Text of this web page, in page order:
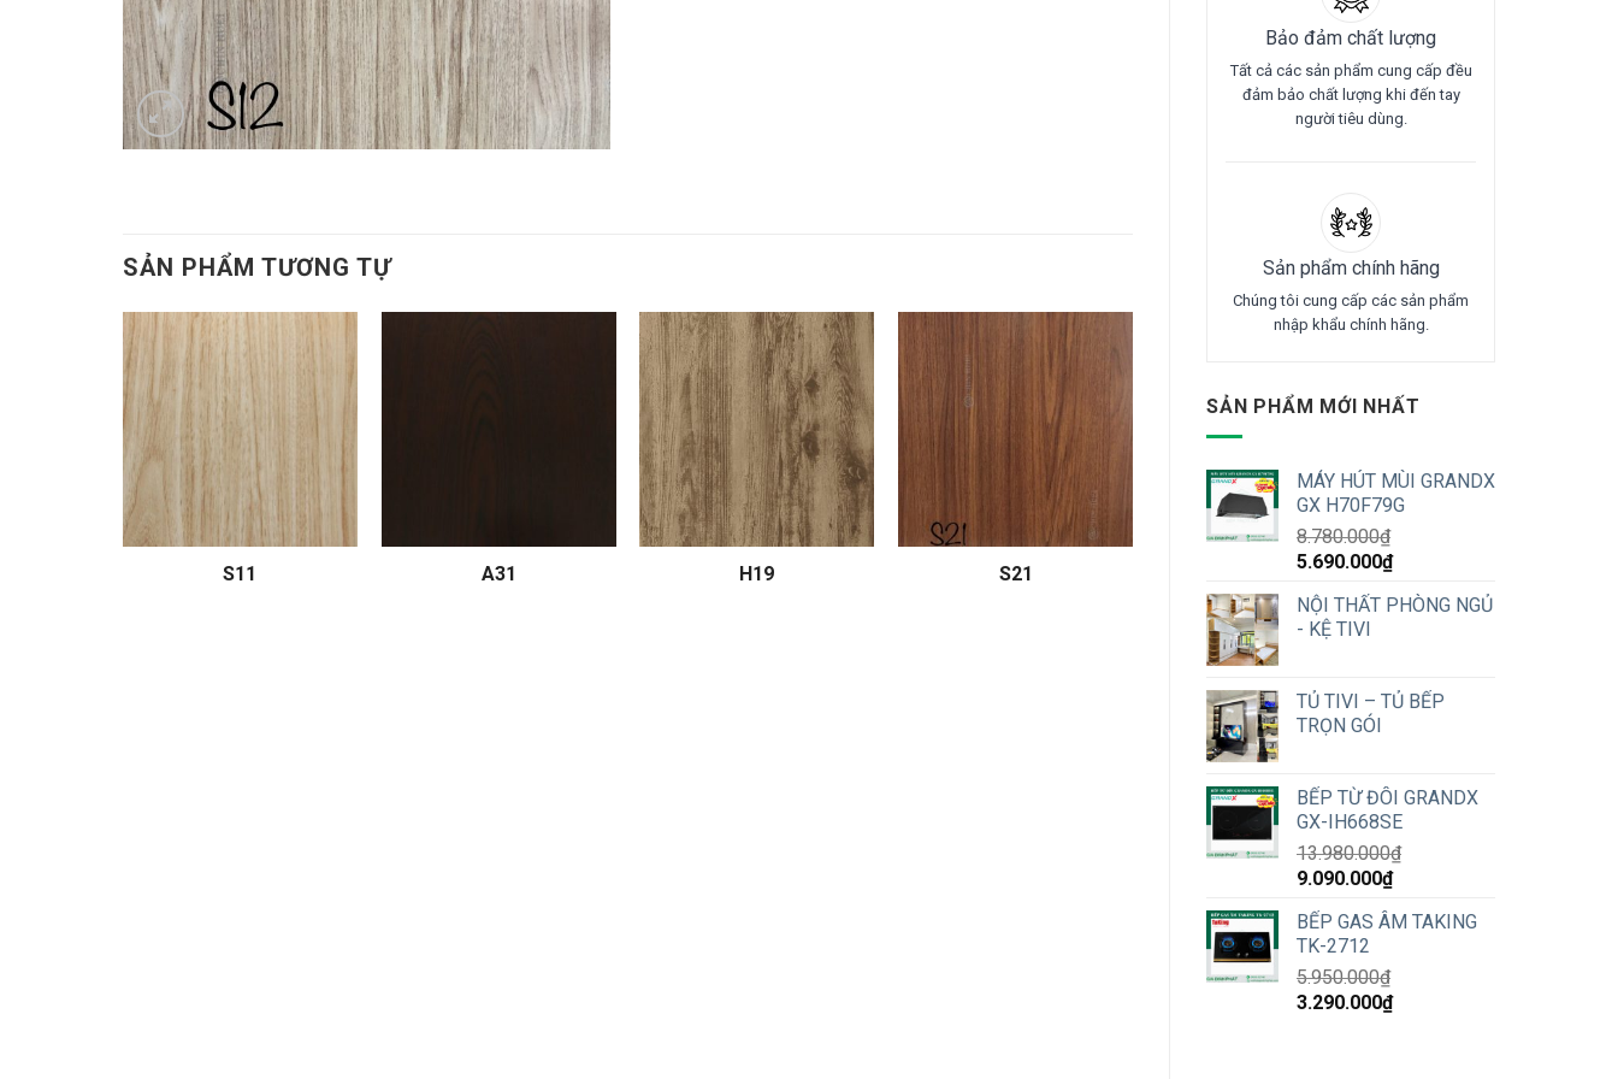
Bảo đảm chất lượng
Tất cả các sản phẩm cung cấp đều
đảm bảo chất lượng khi đến tay
người tiêu dùng.
Sản phẩm chính hãng
Chúng tôi cung cấp các sản phẩm
nhập khẩu chính hãng.
SẢN PHẨM MỚI NHẤT
MÁY HÚT MÙI GRANDX
GX H70F79G
8.780.000₫
Original
was:
8.780.000₫.
5.690.000₫Current
is:
NỘI THẤT PHÒNG NGỦ
- KỆ TIVI
TỦ TIVI – TỦ BẾP
TRỌN GÓI
BẾP TỪ ĐÔI GRANDX
GX-IH668SE
13.980.000₫
Original
was:
13.980.000₫.
9.090.000₫Current
is:
BẾP GAS ÂM TAKING
TK-2712
5.950.000₫
Original
3.290.000₫Current
SẢN PHẨM TƯƠNG TỰ
S11 A31 H19 S21